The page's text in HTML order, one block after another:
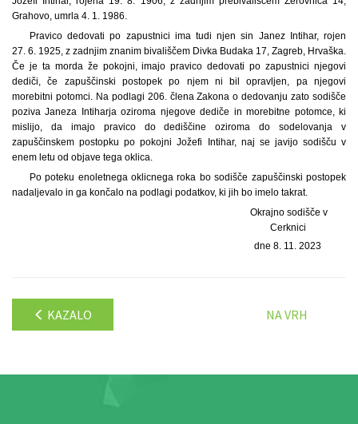
Grahovo, umrla 4. 1. 1986.
Pravico dedovati po zapustnici ima tudi njen sin Janez Intihar, rojen
27. 6. 1925, z zadnjim znanim bivališčem Divka Budaka 17, Zagreb, Hrvaška.
Če je ta morda že pokojni, imajo pravico dedovati po zapustnici njegovi
dediči, če zapuščinski postopek po njem ni bil opravljen, pa njegovi
morebitni potomci. Na podlagi 206. člena Zakona o dedovanju zato sodišče
poziva Janeza Intiharja oziroma njegove dediče in morebitne potomce, ki
mislijo, da imajo pravico do dediščine oziroma do sodelovanja v
zapuščinskem postopku po pokojni Jožefi Intihar, naj se javijo sodišču v
enem letu od objave tega oklica.
Po poteku enoletnega oklicnega roka bo sodišče zapuščinski postopek
nadaljevalo in ga končalo na podlagi podatkov, ki jih bo imelo takrat.
Okrajno sodišče v
Cerknici
dne 8. 11. 2023
KAZALO NA VRH